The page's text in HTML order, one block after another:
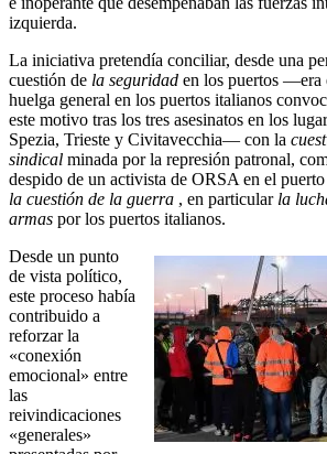
izquierda.
La iniciativa pretendía conciliar, desde una
cuestión de la seguridad en los puertos —era
huelga general en los puertos italianos
este motivo tras los tres asesinatos en los
Spezia, Trieste y Civitavecchia— con la
sindical minada por la represión patronal,
despido de un activista de ORSA en el
la cuestión de la guerra , en particular la
armas por los puertos italianos.
Desde un punto
de vista político,
este proceso había
contribuido a
reforzar la
«conexión
emocional» entre
las
reivindicaciones
«generales»